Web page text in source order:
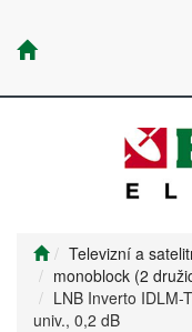
Televizní a
monoblock (2
LNB Inverto IDLM-
univ., 0,2 dB